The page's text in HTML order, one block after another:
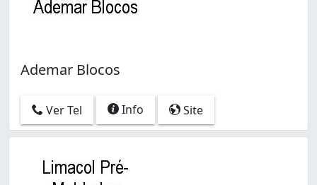
Ademar Blocos
Ver Tel Info Site